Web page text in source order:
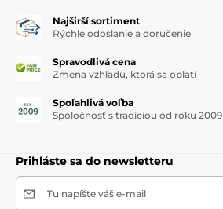
Najširší sortiment
Rýchle odoslanie a doručenie
Spravodlivá cena
Zmena vzhľadu, ktorá sa oplatí
Spoľahlivá voľba
Spoločnosť s tradíciou od roku 2009
Prihláste sa do newsletteru
Tu napíšte váš e-mail